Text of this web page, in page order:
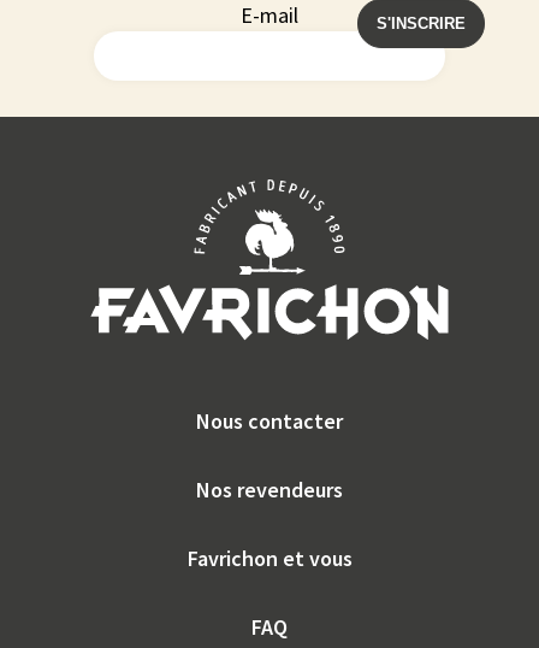
E-mail
Nous contacter
Nos revendeurs
Favrichon et vous
FAQ